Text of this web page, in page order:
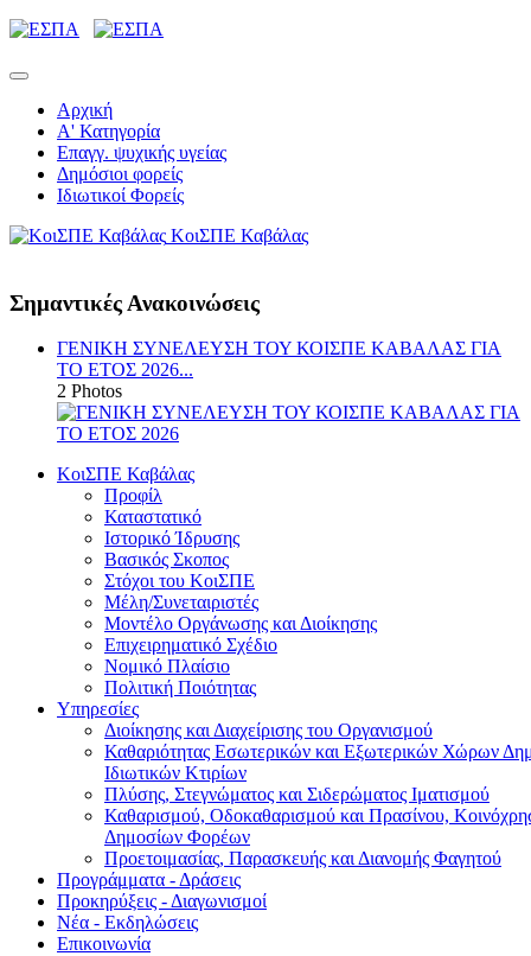
Αρχική
Α' Κατηγορία
Επαγγ. ψυχικής υγείας
Δημόσιοι φορείς
Ιδιωτικοί Φορείς
ΚοιΣΠΕ Καβάλας
Σημαντικές Ανακοινώσεις
ΓΕΝΙΚΗ ΣΥΝΕΛΕΥΣΗ ΤΟΥ ΚΟΙΣΠΕ ΚΑΒΑΛΑΣ ΓΙΑ
ΤΟ ΕΤΟΣ 2026...
2 Photos
ΚοιΣΠΕ Καβάλας
Προφίλ
Καταστατικό
Ιστορικό Ίδρυσης
Βασικός Σκοπος
Στόχοι του ΚοιΣΠΕ
Μέλη/Συνεταιριστές
Μοντέλο Οργάνωσης και Διοίκησης
Επιχειρηματικό Σχέδιο
Νομικό Πλαίσιο
Πολιτική Ποιότητας
Υπηρεσίες
Διοίκησης και Διαχείρισης του Οργανισμού
Καθαριότητας Εσωτερικών και Εξωτερικών Χώρων
Ιδιωτικών Κτιρίων
Πλύσης, Στεγνώματος και Σιδερώματος Ιματισμού
Καθαρισμού, Οδοκαθαρισμού και Πρασίνου,
Δημοσίων Φορέων
Προετοιμασίας, Παρασκευής και Διανομής Φαγητού
Προγράμματα - Δράσεις
Προκηρύξεις - Διαγωνισμοί
Νέα - Εκδηλώσεις
Επικοινωνία